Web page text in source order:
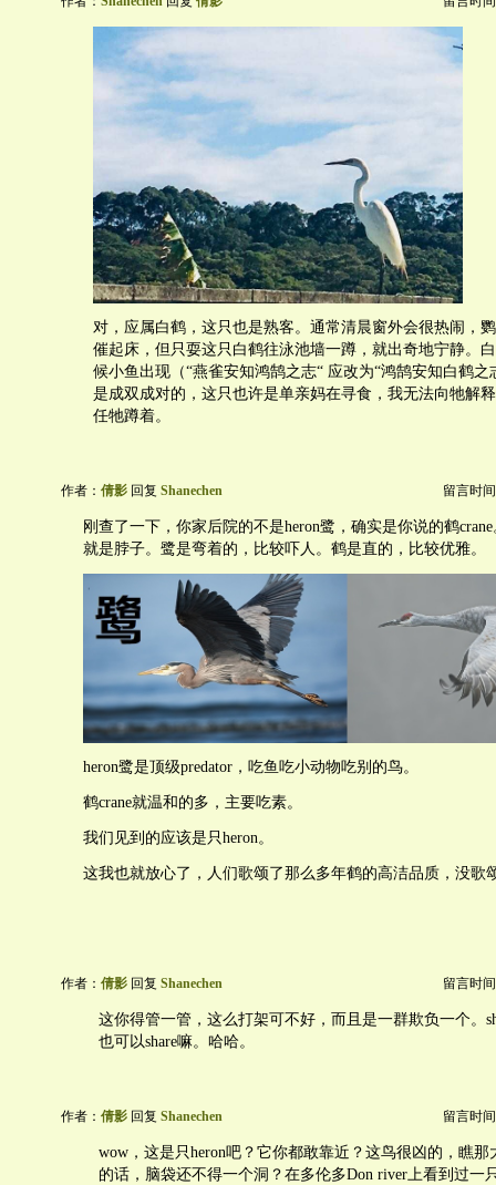
对，应属白鹤，这只也是熟客。通常清晨窗外会很热闹，
催起床，但只耍这只白鹤往泳池墙一蹲，就出奇地宁静。
候小鱼出现（“燕雀安知鸿鹄之志“ 应改为“鸿鹄安知白鹤之
是成双成对的，这只也许是单亲妈在寻食，我无法向牠解
任牠蹲着。
作者： 倩影 回复 Shanechen 留言时
刚查了一下，你家后院的不是heron鹭，确实是你说的鹤
就是脖子。鹭是弯着的，比较吓人。鹤是直的，比较优雅。
heron鹭是顶级predator，吃鱼吃小动物吃别的鸟。
鹤crane就温和的多，主要吃素。
我们见到的应该是只heron。
这我也就放心了，人们歌颂了那么多年鹤的高洁品质，没歌
作者： 倩影 回复 Shanechen 留言时
这你得管一管，这么打架可不好，而且是一群欺负一个。
也可以share嘛。哈哈。
作者： 倩影 回复 Shanechen 留言时
wow，这是只heron吧？它你都敢靠近？这鸟很凶的，瞧那
的话，脑袋还不得一个洞？在多伦多Don river上看到过一